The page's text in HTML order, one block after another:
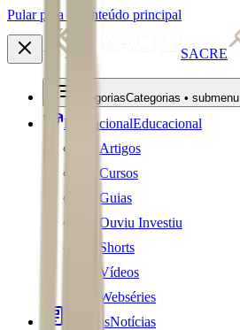
Pular para o conteúdo principal
SACRE
CategoriasCategorias • submenu
EducacionalEducacional
Artigos
Cursos
Guias
Ouviu Investiu
Shorts
Vídeos
Webséries
NotíciasNotícias